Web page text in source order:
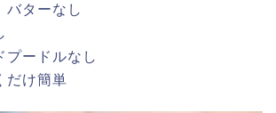
バターなし
プードルなし
だけ簡単